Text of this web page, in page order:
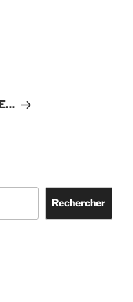
Rechercher